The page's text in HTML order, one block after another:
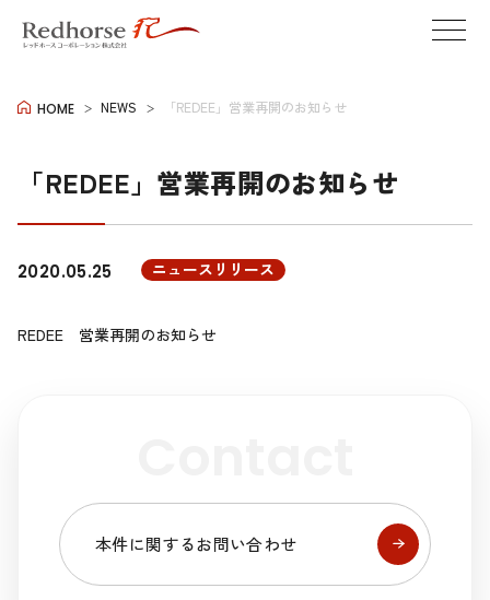
HOME NEWS 「REDEE」営業再開のお知らせ
「REDEE」営業再開のお知らせ
2020.05.25 ニュースリリース
REDEE 営業再開のお知らせ
本件に関するお問い合わせ